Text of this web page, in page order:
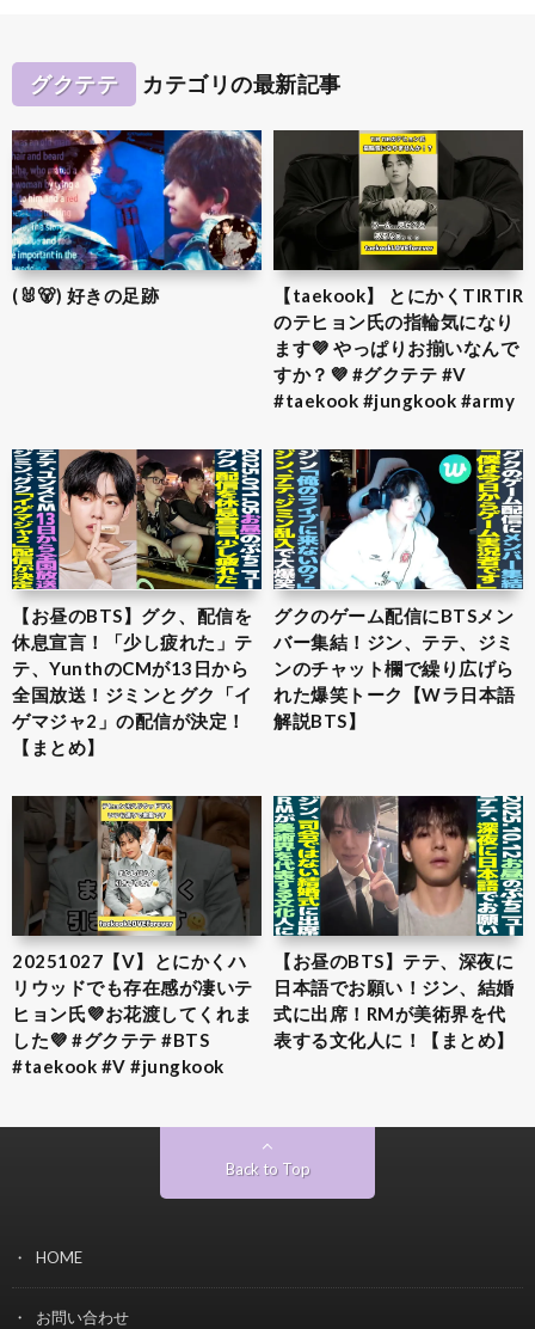
グクテテ カテゴリの最新記事
(🐰🐻) 好きの足跡
【taekook】 とにかくTIRTIR
のテヒョン氏の指輪気になり
ます💜 やっぱりお揃いなんで
すか？💜 #グクテテ #V
#taekook #jungkook #army
【お昼のBTS】グク、配信を
休息宣言！「少し疲れた」テ
テ、YunthのCMが13日から
全国放送！ジミンとグク「イ
ゲマジャ2」の配信が決定！
【まとめ】
グクのゲーム配信にBTSメン
バー集結！ジン、テテ、ジミ
ンのチャット欄で繰り広げら
れた爆笑トーク【Wラ日本語
解説BTS】
20251027【V】とにかくハ
リウッドでも存在感が凄いテ
ヒョン氏💜お花渡してくれま
した💜 #グクテテ #BTS
#taekook #V #jungkook
【お昼のBTS】テテ、深夜に
日本語でお願い！ジン、結婚
式に出席！RMが美術界を代
表する文化人に！【まとめ】
Back to Top
HOME
お問い合わせ